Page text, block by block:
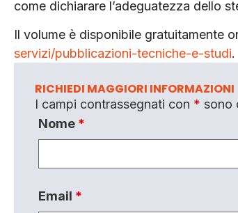
come dichiarare l’adeguatezza dello
Il volume è disponibile gratuitamente
servizi/pubblicazioni-tecniche-e-studi.
RICHIEDI MAGGIORI INFORMAZIONI
I campi contrassegnati con * sono
Nome *
Email *